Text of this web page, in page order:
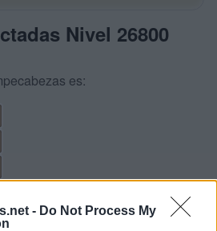
- Do Not Process My
Nivel 26800
es: